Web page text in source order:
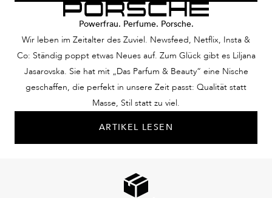
Powerfrau. Perfume. Porsche.
Wir leben im Zeitalter des Zuviel. Newsfeed, Netflix, Insta &
Co: Ständig poppt etwas Neues auf. Zum Glück gibt es Liljana
Jasarovska. Sie hat mit „Das Parfum & Beauty“ eine Nische
geschaffen, die perfekt in unsere Zeit passt: Qualität statt
Masse, Stil statt zu viel.
ARTIKEL LESEN